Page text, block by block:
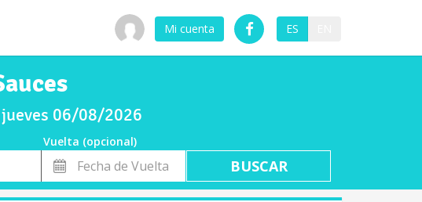
Mi cuenta ES
jueves 06/08/2026
Vuelta (opcional)
Fecha
de
Vuelta